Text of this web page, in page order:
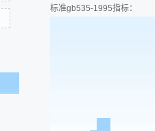
标准gb535-1995指标：